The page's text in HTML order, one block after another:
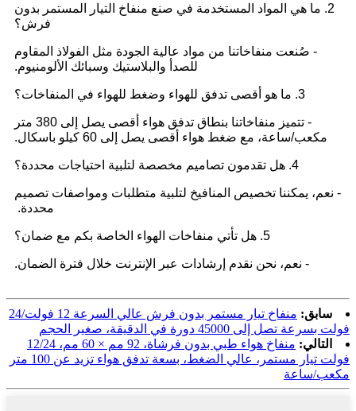
2. ما هي المواد المستخدمة في صنع منفاخ التيار المستمر بدون
فرش؟
- صُنعت منفاخاتنا من مواد عالية الجودة مثل الفولاذ المقاوم
للصدأ والبلاستيك وسبائك الألومنيوم.
3. ما هو أقصى تدفق للهواء وضغط للهواء في المنفاخات؟
- تتميز منفاخاتنا بنطاق تدفق هواء أقصى يصل إلى 380 متر
مكعب/ساعة، مع ضغط هواء أقصى يصل إلى 60 كيلو باسكال.
4. هل تقدمون تصاميم مخصصة لتلبية احتياجات محددة؟
- نعم، يمكننا تخصيص المنافيخ لتلبية متطلبات ومواصفات تصميم
محددة.
5. هل تأتي منفاخات الهواء الخاصة بكم مع ضمان؟
- نعم، نحن نقدم إرشادات عبر الإنترنت خلال فترة الضمان.
سابق:
منفاخ تيار مستمر بدون فرش عالي السرعة 12 فولت/24
فولت بسرعة تصل إلى 45000 دورة في الدقيقة، صغير الحجم
التالي:
منفاخ هواء طبي بدون فرشاة، 92 مم × 60 مم، 12/24
فولت تيار مستمر، عالي الضغط، بسعة تدفق هواء تزيد عن 100 متر
مكعب/ساعة